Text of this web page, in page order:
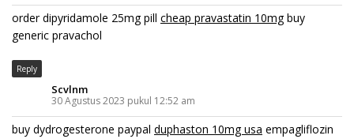
order dipyridamole 25mg pill cheap pravastatin 10mgbuy
generic pravachol
Reply
Scvlnm
30 Agustus 2023 pukul 12:52 am
buy dydrogesterone paypal duphaston 10mg usa empagliflozin